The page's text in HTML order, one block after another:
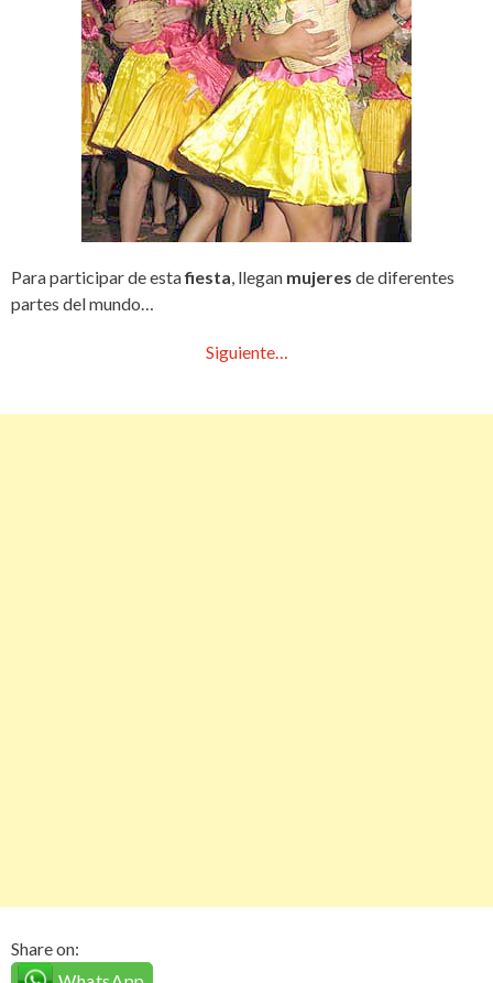
Para participar de estafiesta, llegan mujeres de diferentes
partes del mundo…
Siguiente…
Share on: